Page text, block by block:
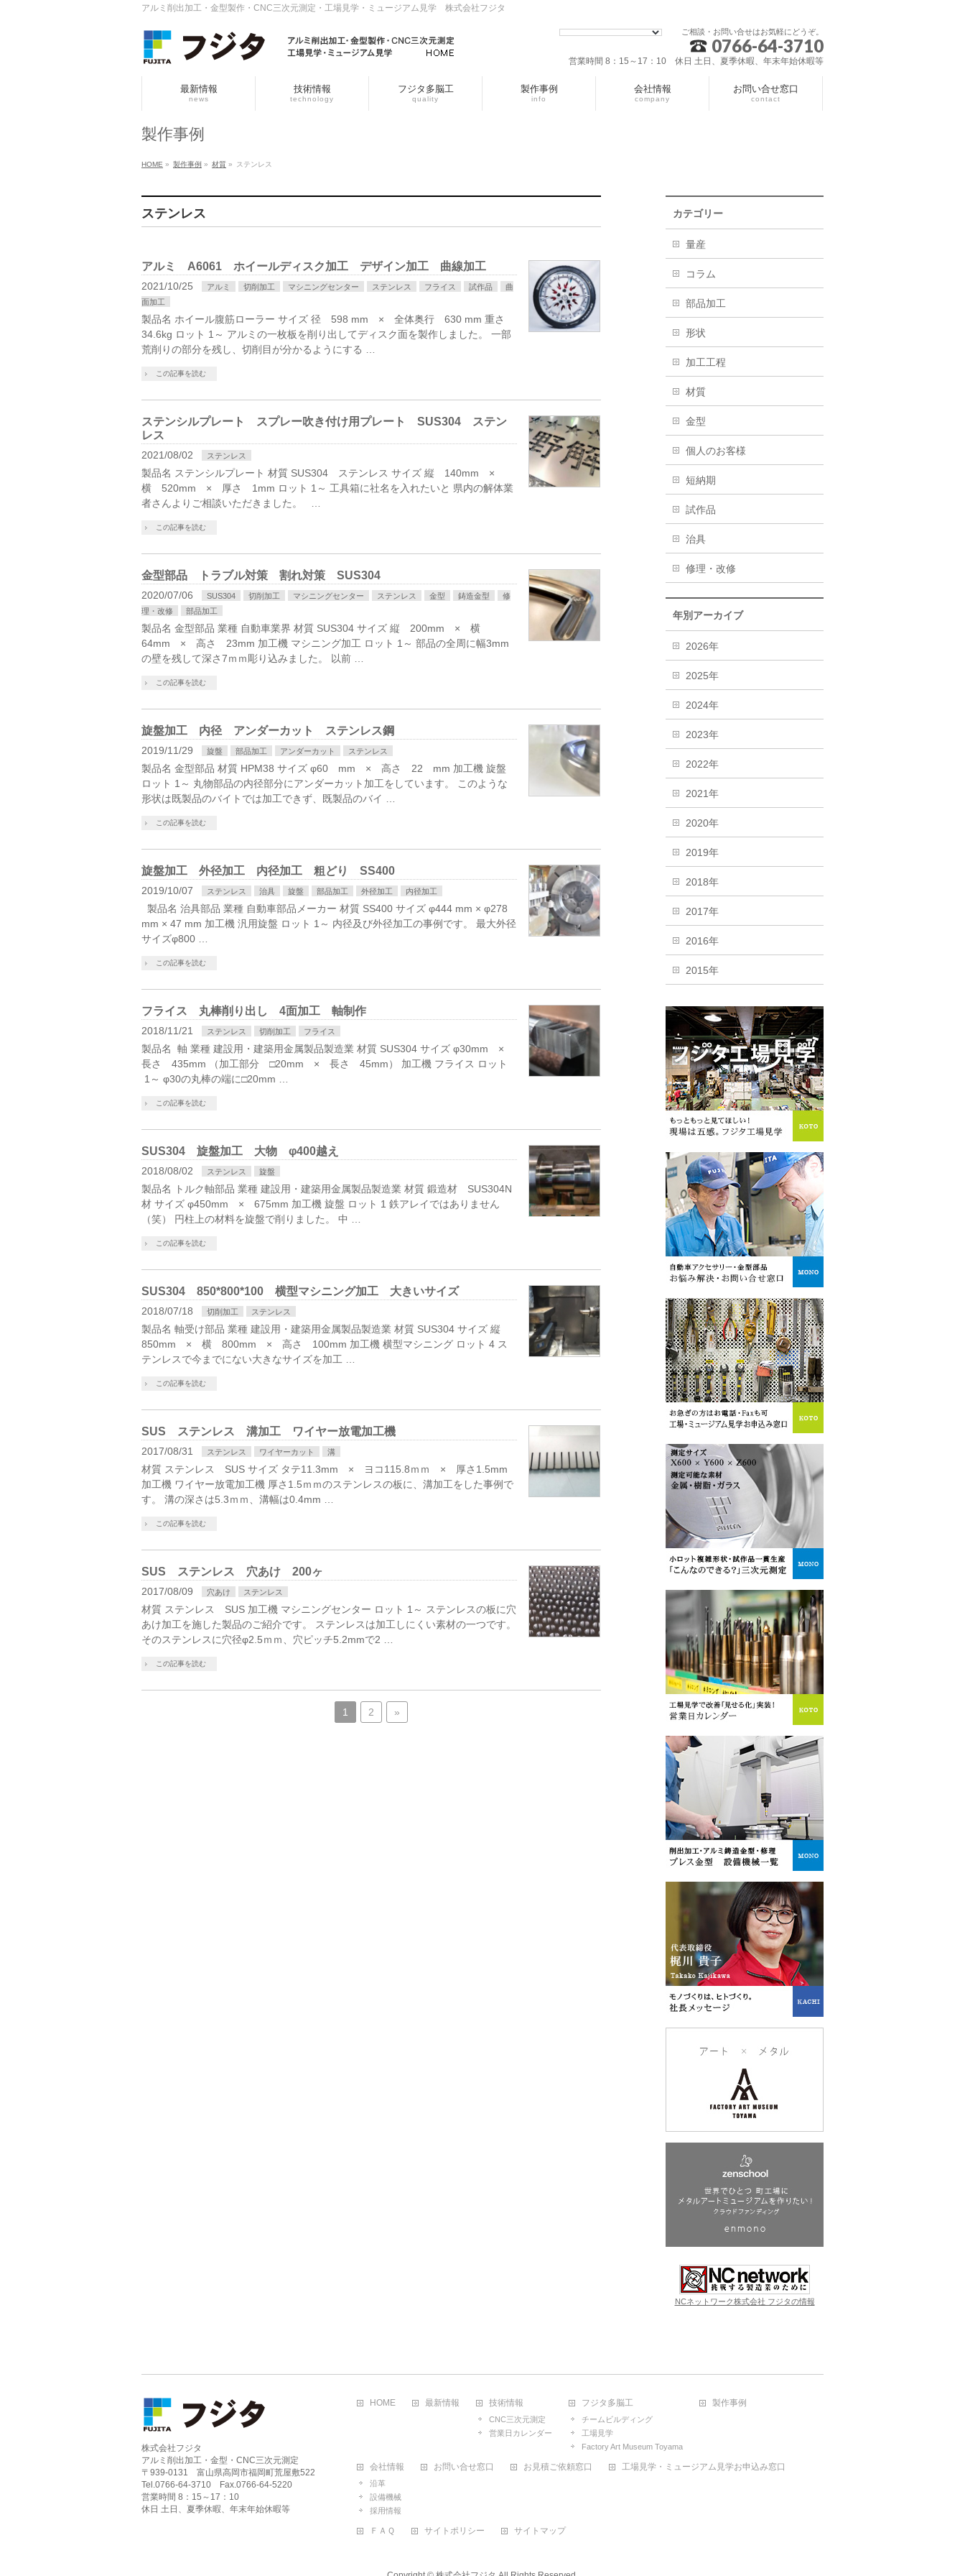
アルミ削出加工・金型製作・CNC三次元測定・工場見学・ミュージアム見学 株式会社フジタ
ご相談・お問い合せはお気軽にどうぞ。
0766-64-3710
営業時間 8：15～17：10 休日 土日、夏季休暇、年末年始休暇等
最新情報
news
技術情報
technology
フジタ多脳工
quality
製作事例
info
会社情報
company
お問い合せ窓口
contact
製作事例
HOME » 製作事例 » 材質 » ステンレス
ステンレス
アルミ A6061 ホイールディスク加工 デザイン加工 曲線加工
2021/10/25 アルミ 切削加工 マシニングセンター ステンレス フライス 試作品
曲
面加工
製品名 ホイール腹筋ローラー サイズ 径 598 mm × 全体奥行 630 mm 重さ
34.6kg ロット 1～ アルミの一枚板を削り出してディスク面を製作しました。 一部
荒削りの部分を残し、切削目が分かるようにする …
この記事を読む
ステンシルプレート スプレー吹き付け用プレート SUS304 ステン
レス
2021/08/02 ステンレス
製品名 ステンシルプレート 材質 SUS304 ステンレス サイズ 縦 140mm ×
横 520mm × 厚さ 1mm ロット 1～ 工具箱に社名を入れたいと 県内の解体業
者さんよりご相談いただきました。 …
この記事を読む
金型部品 トラブル対策 割れ対策 SUS304
2020/07/06 SUS304 切削加工 マシニングセンター ステンレス 金型 鋳造金型
修
理・改修
部品加工
製品名 金型部品 業種 自動車業界 材質 SUS304 サイズ 縦 200mm × 横
64mm × 高さ 23mm 加工機 マシニング加工 ロット 1～ 部品の全周に幅3mm
の壁を残して深さ7ｍｍ彫り込みました。 以前 …
この記事を読む
旋盤加工 内径 アンダーカット ステンレス鋼
2019/11/29 旋盤 部品加工 アンダーカット ステンレス
製品名 金型部品 材質 HPM38 サイズ φ60 mm × 高さ 22 mm 加工機 旋盤
ロット 1～ 丸物部品の内径部分にアンダーカット加工をしています。 このような
形状は既製品のバイトでは加工できず、既製品のバイ …
この記事を読む
旋盤加工 外径加工 内径加工 粗どり SS400
2019/10/07 ステンレス 治具 旋盤 部品加工 外径加工 内径加工
製品名 治具部品 業種 自動車部品メーカー 材質 SS400 サイズ φ444 mm × φ278
mm × 47 mm 加工機 汎用旋盤 ロット 1～ 内径及び外径加工の事例です。 最大外径
サイズφ800 …
この記事を読む
フライス 丸棒削り出し 4面加工 軸制作
2018/11/21 ステンレス 切削加工 フライス
製品名 軸 業種 建設用・建築用金属製品製造業 材質 SUS304 サイズ φ30mm ×
長さ 435mm （加工部分 □20mm × 長さ 45mm） 加工機 フライス ロット
1～ φ30の丸棒の端に□20mm …
この記事を読む
SUS304 旋盤加工 大物 φ400越え
2018/08/02 ステンレス 旋盤
製品名 トルク軸部品 業種 建設用・建築用金属製品製造業 材質 鍛造材 SUS304N
材 サイズ φ450mm × 675mm 加工機 旋盤 ロット 1 鉄アレイではありません
（笑） 円柱上の材料を旋盤で削りました。 中 …
この記事を読む
SUS304 850*800*100 横型マシニング加工 大きいサイズ
2018/07/18 切削加工 ステンレス
製品名 軸受け部品 業種 建設用・建築用金属製品製造業 材質 SUS304 サイズ 縦
850mm × 横 800mm × 高さ 100mm 加工機 横型マシニング ロット 4 ス
テンレスで今までにない大きなサイズを加工 …
この記事を読む
SUS ステンレス 溝加工 ワイヤー放電加工機
2017/08/31 ステンレス ワイヤーカット 溝
材質 ステンレス SUS サイズ タテ11.3mm × ヨコ115.8ｍｍ × 厚さ1.5mm
加工機 ワイヤー放電加工機 厚さ1.5ｍｍのステンレスの板に、溝加工をした事例で
す。 溝の深さは5.3ｍｍ、溝幅は0.4mm …
この記事を読む
SUS ステンレス 穴あけ 200ヶ
2017/08/09 穴あけ ステンレス
材質 ステンレス SUS 加工機 マシニングセンター ロット 1～ ステンレスの板に穴
あけ加工を施した製品のご紹介です。 ステンレスは加工しにくい素材の一つです。
そのステンレスに穴径φ2.5ｍｍ、穴ピッチ5.2mmで2 …
この記事を読む
1 2 »
カテゴリー
量産
コラム
部品加工
形状
加工工程
材質
金型
個人のお客様
短納期
試作品
治具
修理・改修
年別アーカイブ
2026年
2025年
2024年
2023年
2022年
2021年
2020年
2019年
2018年
2017年
2016年
2015年
NCネットワーク株式会社 フジタの情報
株式会社フジタ
アルミ削出加工・金型・CNC三次元測定
〒939-0131 富山県高岡市福岡町荒屋敷522
Tel.0766-64-3710 Fax.0766-64-5220
営業時間 8：15～17：10
休日 土日、夏季休暇、年末年始休暇等
HOME 最新情報 技術情報
CNC三次元測定
営業日カレンダー
フジタ多脳工
チームビルディング
工場見学
Factory Art Museum Toyama
製作事例
会社情報
沿革
設備機械
採用情報
お問い合せ窓口 お見積ご依頼窓口 工場見学・ミュージアム見学お申込み窓口
ＦＡＱ サイトポリシー サイトマップ